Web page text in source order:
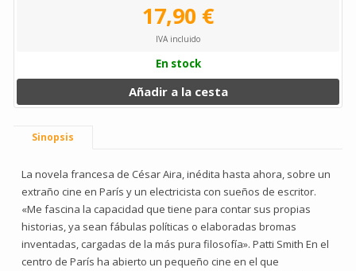
17,90 €
IVA incluido
En stock
Añadir a la cesta
Sinopsis
La novela francesa de César Aira, inédita hasta ahora, sobre un
extraño cine en París y un electricista con sueños de escritor.
«Me fascina la capacidad que tiene para contar sus propias
historias, ya sean fábulas políticas o elaboradas bromas
inventadas, cargadas de la más pura filosofía». Patti Smith En el
centro de París ha abierto un pequeño cine en el que